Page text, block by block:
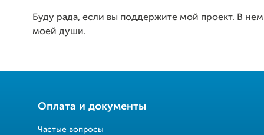
Буду рада, если вы поддержите мой проект. В нем
моей души.
Оплата и документы
Частые вопросы